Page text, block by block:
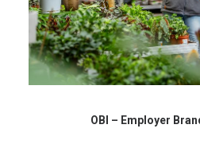
OBI – Employer